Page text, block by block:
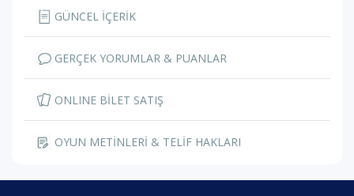
GÜNCEL İÇERİK
GERÇEK YORUMLAR & PUANLAR
ONLINE BİLET SATIŞ
OYUN METİNLERİ & TELİF HAKLARI